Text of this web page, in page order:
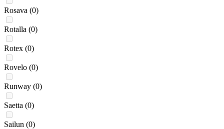
Rosava (0)
Rotalla (0)
Rotex (0)
Rovelo (0)
Runway (0)
Saetta (0)
Sailun (0)